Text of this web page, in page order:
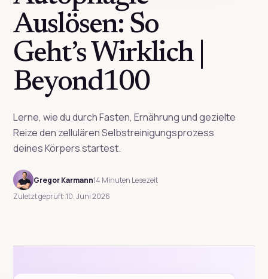
Auslösen: So
Geht’s Wirklich |
Beyond100
Lerne, wie du durch Fasten, Ernährung und gezielte
Reize den zellulären Selbstreinigungsprozess
deines Körpers startest.
Gregor Karmann14 Minuten Lesezeit
Zuletzt geprüft: 10. Juni 2026